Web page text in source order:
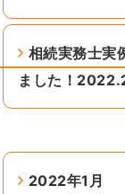
相続実務士実
ました！
2022年1月